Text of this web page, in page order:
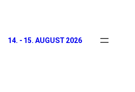
14. - 15. AUGUST 2026